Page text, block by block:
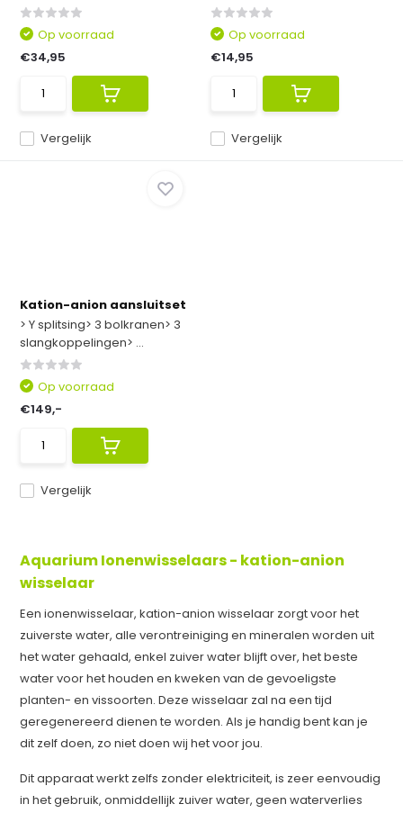
Vergelijk
Op voorraad
€34,95
Vergelijk
Op voorraad
€14,95
Kation-anion aansluitset
> Y splitsing> 3 bolkranen> 3
slangkoppelingen> ...
Vergelijk
Op voorraad
€149,-
Aquarium Ionenwisselaars - kation-anion
wisselaar
Een ionenwisselaar, kation-anion wisselaar zorgt voor het
zuiverste water, alle verontreiniging en mineralen worden uit
het water gehaald, enkel zuiver water blijft over, het beste
water voor het houden en kweken van de gevoeligste
planten- en vissoorten. Deze wisselaar zal na een tijd
geregenereerd dienen te worden. Als je handig bent kan je
dit zelf doen, zo niet doen wij het voor jou.
Dit apparaat werkt zelfs zonder elektriciteit, is zeer eenvoudig
in het gebruik, onmiddellijk zuiver water, geen waterverlies